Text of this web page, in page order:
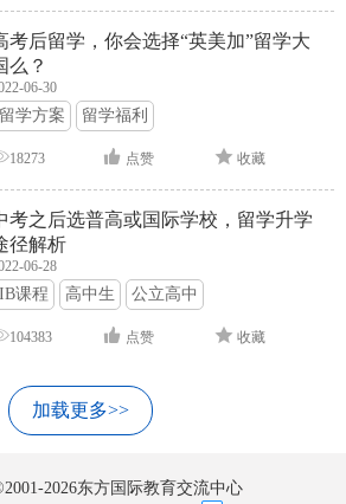
考后留学，你会选择“英美加”留学大
么？
06-30
留学方案 留学福利
18273 点赞 收藏
考之后选普高或国际学校，留学升学
径解析
06-28
IB课程 高中生 公立高中
104383 点赞 收藏
加载更多>>
2026东方国际教育交流中心